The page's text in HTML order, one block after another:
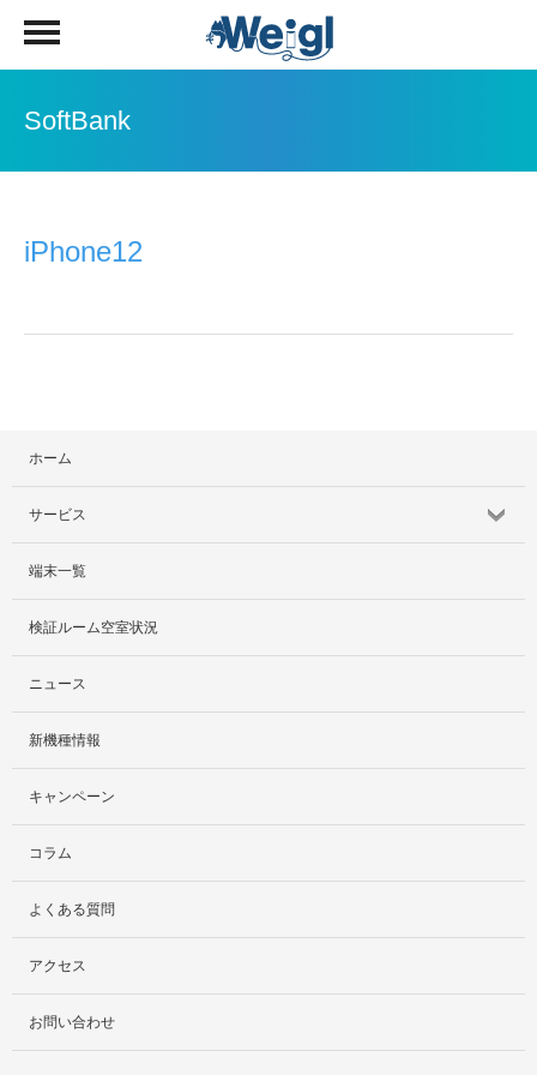
SoftBank
iPhone12
ホーム
サービス
サービス紹介
社外貸出プラン
検証ルーム
料金プラン
レンタルルームプラン
お手軽検証パック
端末一覧
検証ルーム空室状況
ニュース
新機種情報
キャンペーン
コラム
よくある質問
アクセス
お問い合わせ